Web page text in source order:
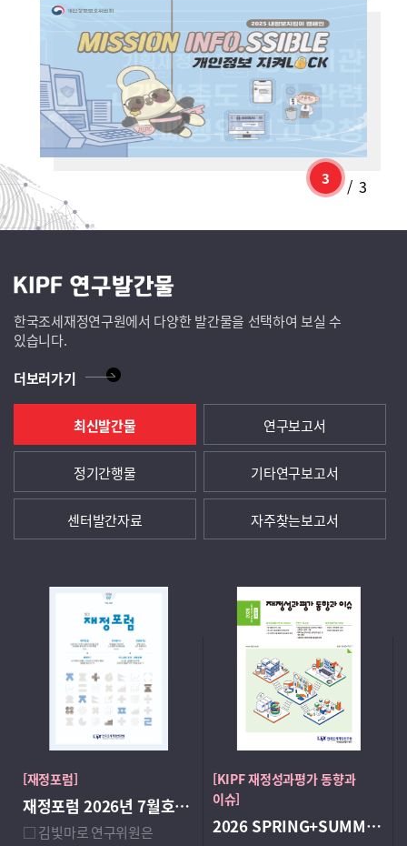
이상 1명 □ 비고: 입사예정일 등 자세한 내용은 유선 및
메일을 통해 안내 예정. 끝.
1 / 3
한국조세재정연구원에서 다양한 발간물을 선택하여 보실 수
있습니다.
최신발간물 연구보고서
정기간행물 기타연구보고서
센터발간자료 자주찾는보고서
[재정포럼]
재정포럼 2026년 7월호(제361호)
□ 김빛마로 연구위원은
[KIPF 재정성과평가 동향과
이슈]
2026 SPRING+SUMMER 상반기 재정성과평가 동향과 이슈
더보러가기